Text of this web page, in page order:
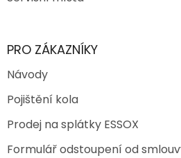
PRO ZÁKAZNÍKY
Návody
Pojištění kola
Prodej na splátky ESSOX
Formulář odstoupení od